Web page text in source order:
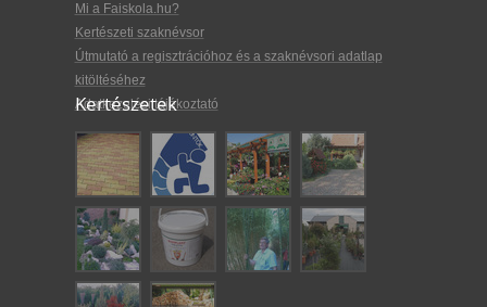
Mi a Faiskola.hu?
Kertészeti szaknévsor
Útmutató a regisztrációhoz és a szaknévsori adatlap
kitöltéséhez
Adatkezelési tájékoztató
Kertészetek